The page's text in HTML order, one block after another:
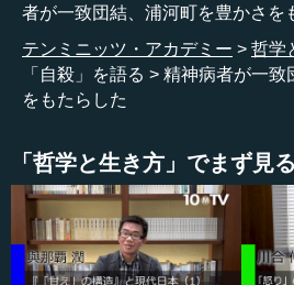
て、それに対して皆が答えを言う
こう思っているということを皆が
のことではないかなと私は感じた
この３０年の間に、いろいろな
ありました。もともとは、向谷地
し)さんというソーシャルワーカー
それから精神科の川村敏明先生が
者が一致団結、浦河町を豊かさを
テンミニッツ・アカデミー
哲学
「自殺」を語る
精神病者が一致
をもたらした
「哲学と生き方」でまず見